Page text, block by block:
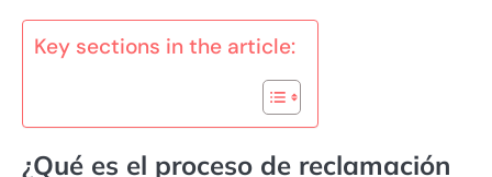
Key sections in the article:
¿Qué es el proceso de reclamación